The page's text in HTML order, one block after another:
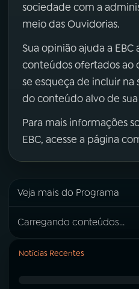
sociedade com a
meio das Ouvidorias.
Sua opinião ajuda a
conteúdos ofertados ao
se esqueça de incluir na
do conteúdo alvo de
Para mais informações
EBC, acesse a página
Veja mais do Programa
Carregando conteúdos...
Notícias Recentes